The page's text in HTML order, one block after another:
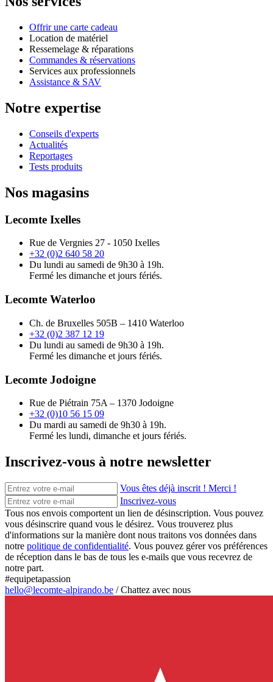
Offrir une carte cadeau
Location de matériel
Ressemelage & réparations
Commandes & réservations
Services aux professionnels
Assistance & SAV
Notre expertise
Conseils d'experts
Actualités
Reportages
Tests produits
Nos magasins
Lecomte Ixelles
Rue de Vergnies 27 - 1050 Ixelles
+32 (0)2 640 58 20
Du lundi au samedi de 9h30 à 19h.
Fermé les dimanche et jours fériés.
Lecomte Waterloo
Ch. de Bruxelles 505B – 1410 Waterloo
+32 (0)2 387 12 19
Du lundi au samedi de 9h30 à 19h.
Fermé les dimanche et jours fériés.
Lecomte Jodoigne
Rue de Piétrain 75A – 1370 Jodoigne
+32 (0)10 56 15 09
Du mardi au samedi de 9h30 à 19h.
Fermé les lundi, dimanche et jours fériés.
Inscrivez-vous à notre newsletter
Vous êtes déjà inscrit ! Merci !
Inscrivez-vous
Tous nos envois comportent un lien de désinscription. Vous pouvez
vous désinscrire quand vous le désirez. Vous trouverez plus
d'informations sur la manière dont nous traitons vos données dans
notre politique de confidentialité. Vous pouvez gérer vos préférences
de réception dans le bas de tous les e-mails que vous recevrez de
notre part.
#equipetapassion
hello@lecomte-alpirando.be /Chattez avec nous